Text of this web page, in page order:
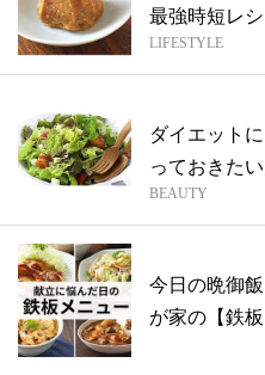
最強時短レ
LIFESTYLE
ダイエット
っておきた
BEAUTY
今日の晩御
が家の【鉄